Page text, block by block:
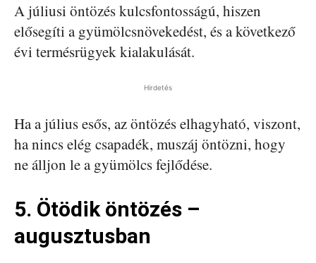
A júliusi öntözés kulcsfontosságú, hiszen
elősegíti a gyümölcsnövekedést, és a következő
évi termésrügyek kialakulását.
Hirdetés
Ha a július esős, az öntözés elhagyható, viszont,
ha nincs elég csapadék, muszáj öntözni, hogy
ne álljon le a gyümölcs fejlődése.
5. Ötödik öntözés –
augusztusban